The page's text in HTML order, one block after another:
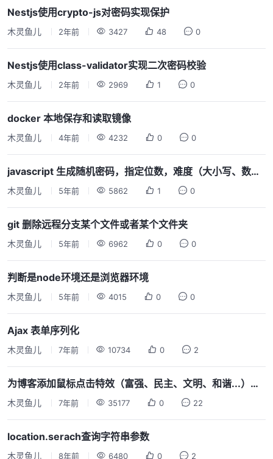
Nestjs使用crypto-js对密码实现保护
木灵鱼儿 2年前 3427 48 0
Nestjs使用class-validator实现二次密码校验
木灵鱼儿 2年前 2969 1 0
docker 本地保存和读取镜像
木灵鱼儿 4年前 4232 0 0
javascript 生成随机密码，指定位数，难度（大小写、数字、特殊字符）
木灵鱼儿 5年前 5862 1 0
git 删除远程分支某个文件或者某个文件夹
木灵鱼儿 5年前 6962 0 0
判断是node环境还是浏览器环境
木灵鱼儿 5年前 4015 0 0
Ajax 表单序列化
木灵鱼儿 7年前 10734 0 2
为博客添加鼠标点击特效（富强、民主、文明、和谐...）全平台通用 V2.0
木灵鱼儿 7年前 35177 0 22
location.serach查询字符串参数
木灵鱼儿 8年前 6480 0 2